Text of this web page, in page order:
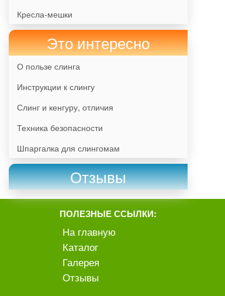
Кресла-мешки
Это интересно
О пользе слинга
Инструкции к слингу
Слинг и кенгуру, отличия
Техника безопасности
Шпаргалка для слингомам
Отзывы
ПОЛЕЗНЫЕ ССЫЛКИ:
На главную
Каталог
Галерея
Отзывы